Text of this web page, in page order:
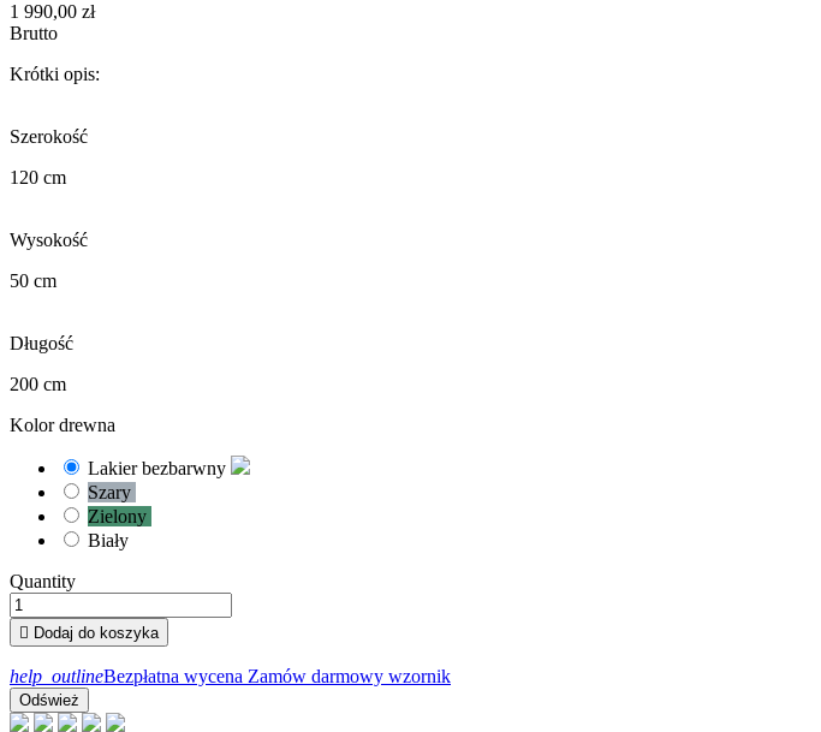
1 990,00 zł
Brutto
Krótki opis:
Szerokość
120 cm
Wysokość
50 cm
Długość
200 cm
Kolor drewna
Lakier bezbarwny
Szary
Zielony
Biały
Quantity
 Dodaj do koszyka
help_outlineBezpłatna wycena Zamów darmowy wzornik